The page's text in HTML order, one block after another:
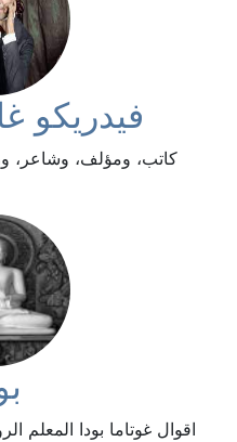
فيدريكو
كاتب، ومؤلف، وشاعر،
اقوال غوتاما بودا المعلم